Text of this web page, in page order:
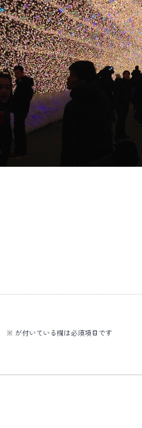
※ が付いている欄は必須項目です